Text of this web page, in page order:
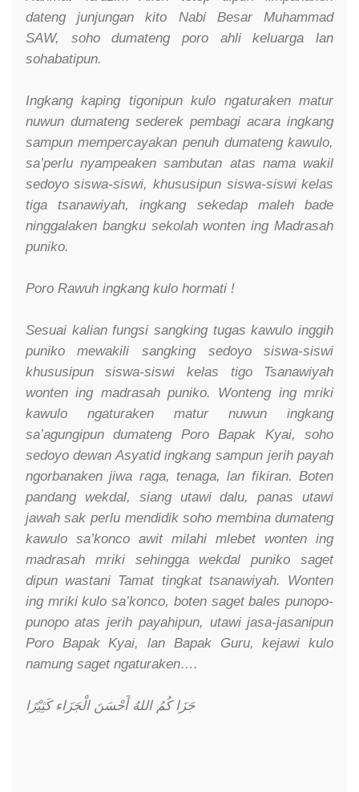
dateng junjungan kito Nabi Besar Muhammad
SAW, soho dumateng poro ahli keluarga lan
sohabatipun.
Ingkang kaping tigonipun kulo ngaturaken matur
nuwun dumateng sederek pembagi acara ingkang
sampun mempercayakan penuh dumateng kawulo,
sa’perlu nyampeaken sambutan atas nama wakil
sedoyo siswa-siswi, khususipun siswa-siswi kelas
tiga tsanawiyah, ingkang sekedap maleh bade
ninggalaken bangku sekolah wonten ing Madrasah
puniko.
Poro Rawuh ingkang kulo hormati !
Sesuai kalian fungsi sangking tugas kawulo inggih
puniko mewakili sangking sedoyo siswa-siswi
khususipun siswa-siswi kelas tigo Tsanawiyah
wonten ing madrasah puniko. Wonteng ing mriki
kawulo ngaturaken matur nuwun ingkang
sa’agungipun dumateng Poro Bapak Kyai, soho
sedoyo dewan Asyatid ingkang sampun jerih payah
ngorbanaken jiwa raga, tenaga, lan fikiran. Boten
pandang wekdal, siang utawi dalu, panas utawi
jawah sak perlu mendidik soho membina dumateng
kawulo sa’konco awit milahi mlebet wonten ing
madrasah mriki sehingga wekdal puniko saget
dipun wastani Tamat tingkat tsanawiyah. Wonten
ing mriki kulo sa’konco, boten saget bales punopo-
punopo atas jerih payahipun, utawi jasa-jasanipun
Poro Bapak Kyai, lan Bapak Guru, kejawi kulo
namung saget ngaturaken….
جَزَا كُمُ اللهُ أَحْسَنَ الْجَزَاء كَثِيْرًا